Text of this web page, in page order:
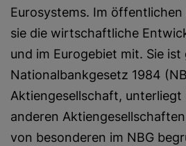
Eurosystems. Im
sie die wirtschaftliche
und im Eurogebiet mit. Sie ist
Nationalbankgesetz 1984
Aktiengesellschaft, unterliegt
anderen
von besonderen im NBG